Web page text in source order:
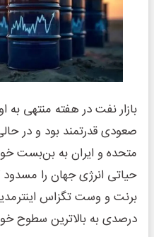
صعودی قدرتمند بود و در
متحده و ایران به بن‌بست
حیاتی انرژی جهان را
درصدی به بالاترین سطوح خود از مارس